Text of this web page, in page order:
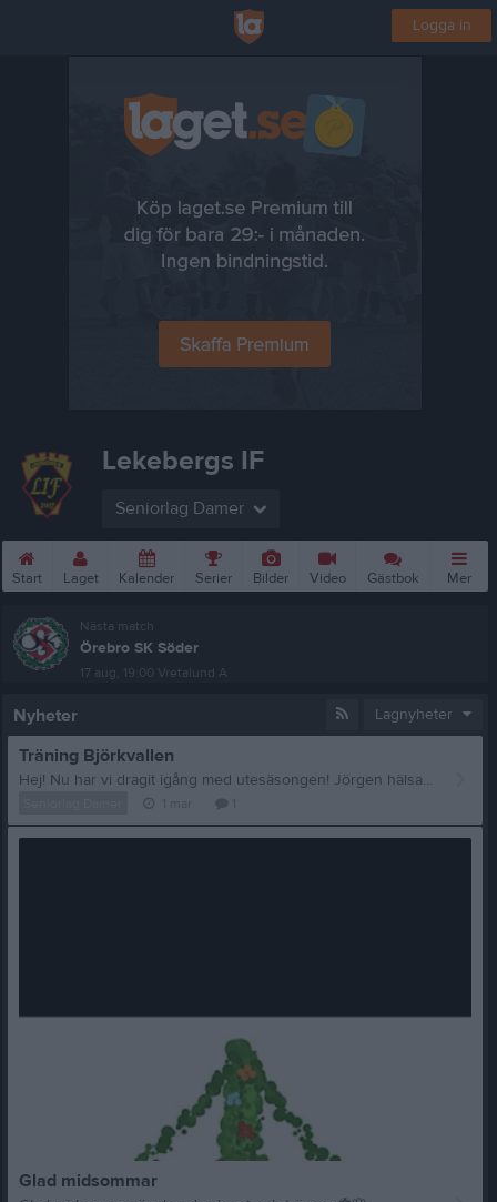
Logga in
Lekebergs IF
Seniorlag Damer
Start Laget Kalender Serier Bilder Video Gästbok Mer
Nästa match
Örebro SK Söder
17 aug, 19:00 Vretalund A
Nyheter Lagnyheter
Träning Björkvallen
Hej! Nu har vi dragit igång med utesäsongen! Jörgen hälsar att det var en riktigt bra träning! Kul att se! Nästa träning är inne på onsdag med flicklaget. Sen på söndag blir det i Latorp igen, dock kl17.30-19. Vi ses!
Glad midsommar